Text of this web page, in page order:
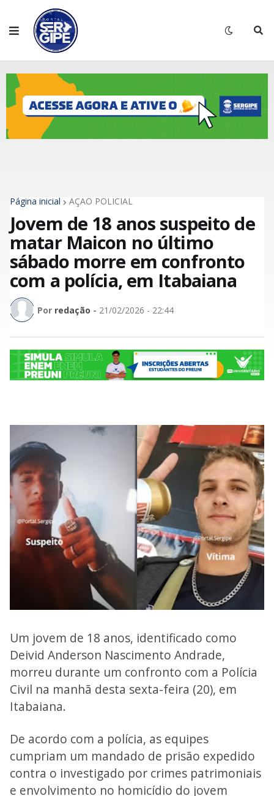
Página inicial AÇÃO POLICIAL
Jovem de 18 anos suspeito de
matar Maicon no último
sábado morre em confronto
com a polícia, em Itabaiana
Por redação - 21/02/2026 - 22:44
Um jovem de 18 anos, identificado como
Deivid Anderson Nascimento Andrade,
morreu durante um confronto com a Polícia
Civil na manhã desta sexta-feira (20), em
Itabaiana.
De acordo com a polícia, as equipes
cumpriam um mandado de prisão expedido
contra o investigado por crimes patrimoniais
e envolvimento no homicídio do jovem